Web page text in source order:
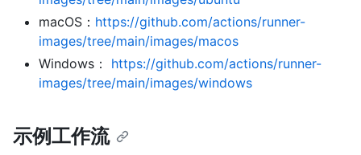
macOS： https://github.com/actions/runner-
images/tree/main/images/macos
Windows： https://github.com/actions/runner-
images/tree/main/images/windows
示例工作流